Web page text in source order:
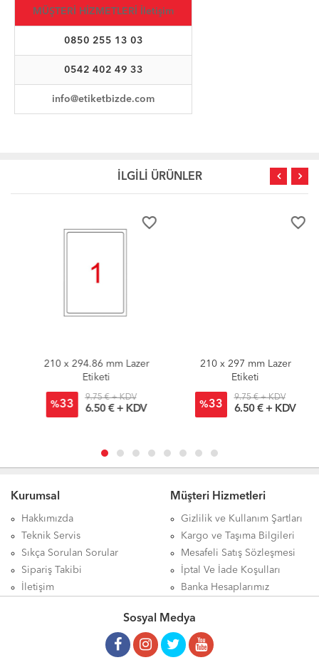
MÜŞTERİ HİZMETLERİ İletişim
0850 255 13 03
0542 402 49 33
info@etiketbizde.com
İLGİLİ ÜRÜNLER
favorite_border
210 x 294.86 mm Lazer
Etiketi
33
9.75 € + KDV
6.50 € + KDV
favorite_border
210 x 297 mm Lazer
Etiketi
33
9.75 € + KDV
6.50 € + KDV
Kurumsal
Hakkımızda
Teknik Servis
Sıkça Sorulan Sorular
Sipariş Takibi
İletişim
Müşteri Hizmetleri
Gizlilik ve Kullanım Şartları
Kargo ve Taşıma Bilgileri
Mesafeli Satış Sözleşmesi
İptal Ve İade Koşulları
Banka Hesaplarımız
Sosyal Medya